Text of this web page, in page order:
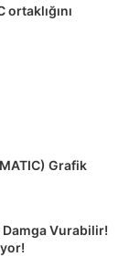
Grafik
Damga Vurabilir!